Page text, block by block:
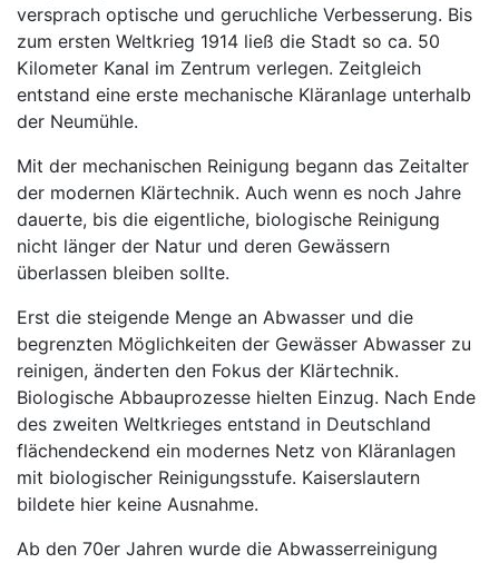
versprach optische und geruchliche Verbesserung. Bis
zum ersten Weltkrieg 1914 ließ die Stadt so ca. 50
Kilometer Kanal im Zentrum verlegen. Zeitgleich
entstand eine erste mechanische Kläranlage unterhalb
der Neumühle.
Mit der mechanischen Reinigung begann das Zeitalter
der modernen Klärtechnik. Auch wenn es noch Jahre
dauerte, bis die eigentliche, biologische Reinigung
nicht länger der Natur und deren Gewässern
überlassen bleiben sollte.
Erst die steigende Menge an Abwasser und die
begrenzten Möglichkeiten der Gewässer Abwasser zu
reinigen, änderten den Fokus der Klärtechnik.
Biologische Abbauprozesse hielten Einzug. Nach Ende
des zweiten Weltkrieges entstand in Deutschland
flächendeckend ein modernes Netz von Kläranlagen
mit biologischer Reinigungsstufe. Kaiserslautern
bildete hier keine Ausnahme.
Ab den 70er Jahren wurde die Abwasserreinigung